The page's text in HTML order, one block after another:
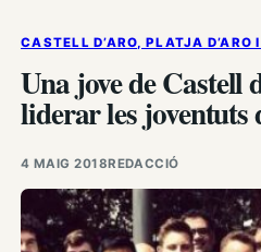
CASTELL D’ARO, PLATJA D’ARO
Una jove de Castell
liderar les joventuts
4 MAIG 2018REDACCIÓ